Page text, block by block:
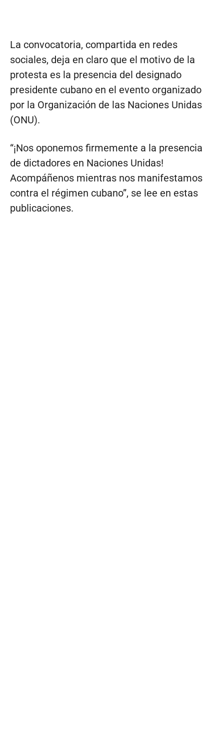
La convocatoria, compartida en redes
sociales, deja en claro que el motivo de la
protesta es la presencia del designado
presidente cubano en el evento organizado
por la Organización de las Naciones Unidas
(ONU).
“¡Nos oponemos firmemente a la presencia
de dictadores en Naciones Unidas!
Acompáñenos mientras nos manifestamos
contra el régimen cubano”, se lee en estas
publicaciones.